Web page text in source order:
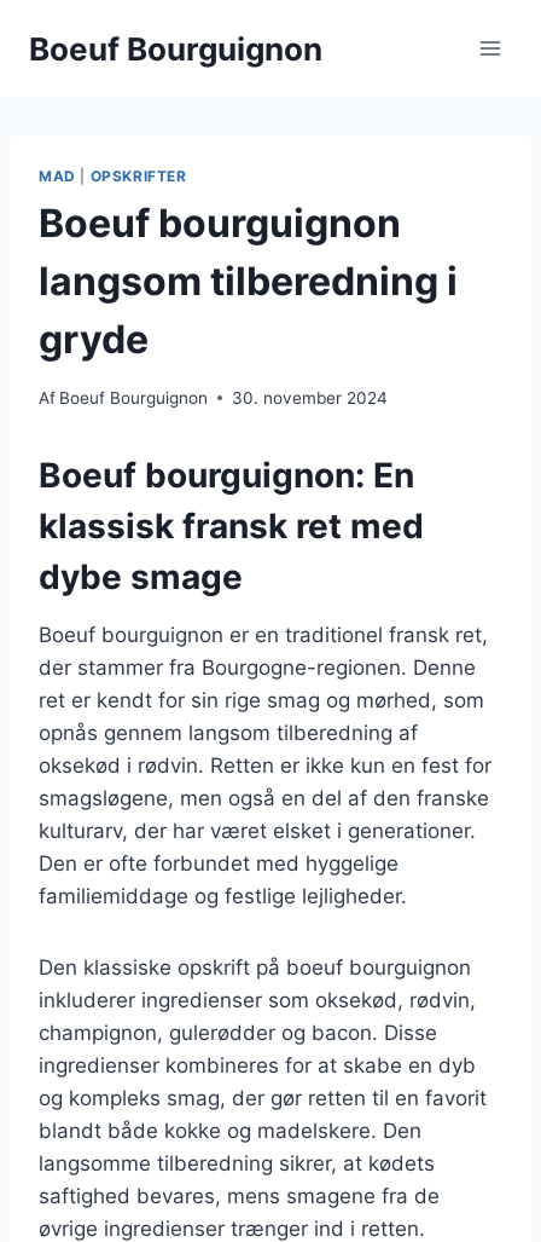
Boeuf Bourguignon
MAD OPSKRIFTER
Boeuf bourguignon
langsom tilberedning i
gryde
Af Boeuf Bourguignon 30. november 2024
Boeuf bourguignon: En
klassisk fransk ret med
dybe smage
Boeuf bourguignon er en traditionel fransk ret,
der stammer fra Bourgogne-regionen. Denne
ret er kendt for sin rige smag og mørhed, som
opnås gennem langsom tilberedning af
oksekød i rødvin. Retten er ikke kun en fest for
smagsløgene, men også en del af den franske
kulturarv, der har været elsket i generationer.
Den er ofte forbundet med hyggelige
familiemiddage og festlige lejligheder.
Den klassiske opskrift på boeuf bourguignon
inkluderer ingredienser som oksekød, rødvin,
champignon, gulerødder og bacon. Disse
ingredienser kombineres for at skabe en dyb
og kompleks smag, der gør retten til en favorit
blandt både kokke og madelskere. Den
langsomme tilberedning sikrer, at kødets
saftighed bevares, mens smagene fra de
øvrige ingredienser trænger ind i retten.